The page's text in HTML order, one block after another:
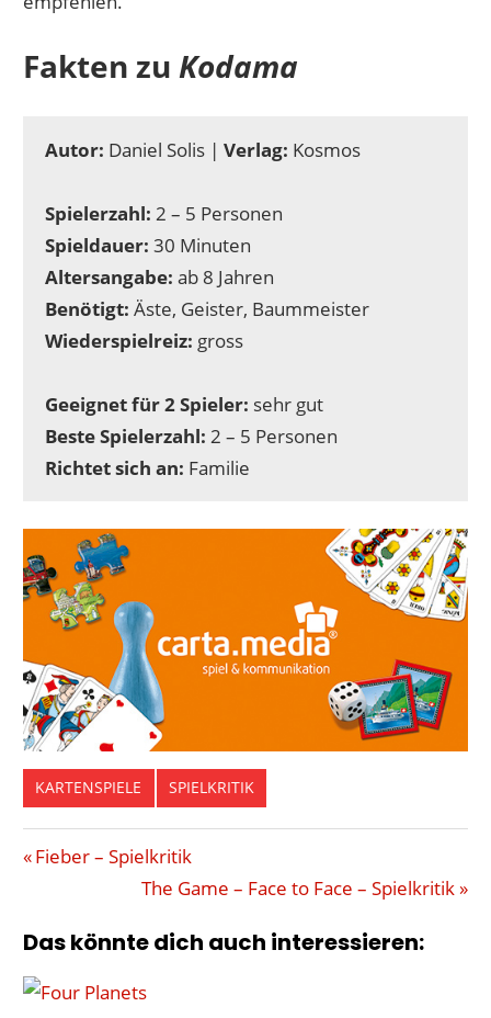
Fakten zuKodama
Autor: Daniel Solis |Verlag: Kosmos
Spielerzahl: 2 – 5 Personen
Spieldauer: 30 Minuten
Altersangabe: ab 8 Jahren
Benötigt: Äste, Geister, Baummeister
Wiederspielreiz: gross
Geeignet für 2 Spieler: sehr gut
Beste Spielerzahl: 2 – 5 Personen
Richtet sich an: Familie
KARTENSPIELE SPIELKRITIK
JAHRESZEITEN
KARTEN
Beitragsnavigation
Vorheriger
Fieber – Spielkritik
Nächster
The Game – Face to Face – Spielkritik
Das könnte dich auch interessieren: